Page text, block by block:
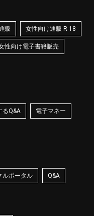
販 女性向け通販 R-18
性向け電子書籍販売
るQ&A 電子マネー
ルポータル Q&A